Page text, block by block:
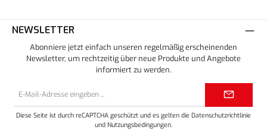
NEWSLETTER
Abonniere jetzt einfach unseren regelmäßig erscheinenden
Newsletter, um rechtzeitig über neue Produkte und Angebote
informiert zu werden.
Diese Seite ist durch reCAPTCHA geschützt und es gelten die Datenschutzrichtlinie
und Nutzungsbedingungen.